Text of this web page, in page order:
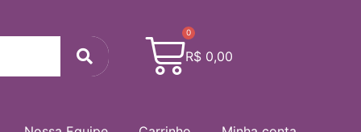
Search
R$ 0,00
0
Cart